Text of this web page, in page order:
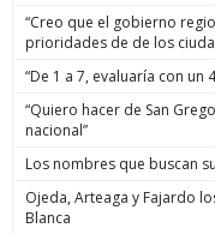
“Creo que el gobierno
prioridades de de los
“De 1 a 7, evaluaría con un
“Quiero hacer de San
nacional”
Los nombres que buscan
Ojeda, Arteaga y Fajardo
Blanca